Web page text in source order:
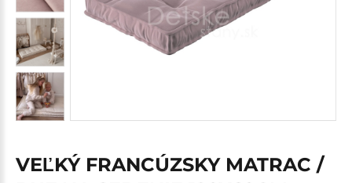
VEĽKÝ FRANCÚZSKY MATRAC /